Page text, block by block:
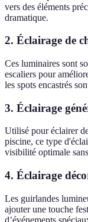
vers des éléments
dramatique.
2. Éclairage de
Ces luminaires sont
escaliers pour
les spots encastrés
3. Éclairage
Utilisé pour éclairer
piscine, ce type
visibilité optimale
4. Éclairage
Les guirlandes
ajouter une touche
d’événements